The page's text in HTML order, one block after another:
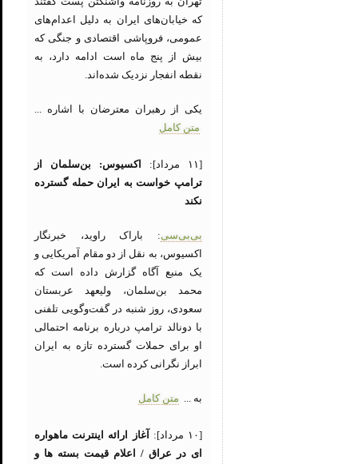
که خیابان‌های ایران به دلیل اعدام‌های
عمومی، فروپاشی اقتصادی و جنگی که
بیش از پنج ماه است ادامه دارد، به
نقطه انفجار نزدیک شده‌اند.
یکی از رهبران معترضان با اشاره ...
متن کامل
[۱۱ مرداد]:
اکسیوس: بن‌سلمان از
ترامپ خواست به ایران حمله گسترده
نکند
بی‌بی‌سی: باراک راوید، خبرنگار
اکسیوس، به نقل از دو مقام آمریکایی و
یک منبع آگاه گزارش داده است که
محمد بن‌سلمان، ولیعهد عربستان
سعودی، روز شنبه در گفت‌وگویی تلفنی
با دونالد ترامپ درباره برنامه احتمالی
او برای حملات گسترده تازه به ایران
ابراز نگرانی کرده است.
به ... متن کامل
[۱۰ مرداد]:
آغاز ارائه اینترنت ماهواره
ای در عراق / اعلام قیمت بسته ها و